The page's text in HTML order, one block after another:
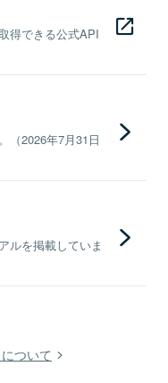
得できる公式API
（2026年7月31日
ルを掲載していま
ついて